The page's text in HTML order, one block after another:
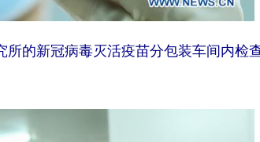
的新冠病毒灭活疫苗分包装车间内检